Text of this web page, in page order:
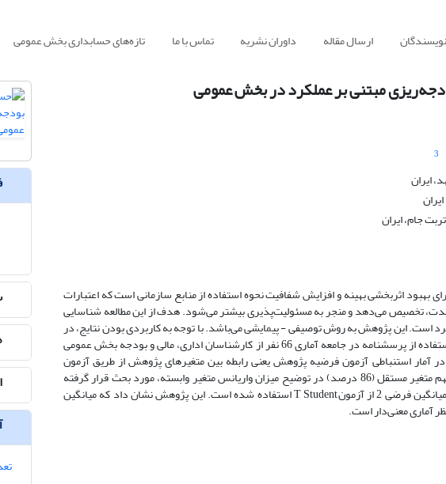
ارسال مقاله داوران نشریه تماس با ما تازه‌های حسابداری بخش عمومی
مبتنی بر عملکرد در بخش عمومی
3
ایران
جام، ایران
اثربخشی بهینه و افزایش شفافیت نحوه استفاده از منابع سازمانی است که اعتبارات
تخصیص می‌دهد و منجر به مسئولیت‌پذیری بیشتر می‌شود. هدف از این مطالعه شناسایی
است. این پژوهش به روش توصیفی - پیمایشی می‌باشد. با توجه به کاربردی بودن نتایج، در
گروه پژوهشی کاربردی است. این پژوهش در سال 1400 با استفاده از پرسشنامه در جامعه آماری 66 نفر از کارشناسان اداری، مالی و بودجه بخش عمومی
استنباطی آزمون فرضیه پژوهش یعنی رابطه بین متغیرهای پژوهش از طریق آزمون
همبستگی پیرسون و رگرسیون چندگانه برای دستیابی به سهم متغیر مستقل (86 درصد) در توضیح میزان واریانس متغیر وابسته، مورد بحث قرار گرفته
است. همچنین تفاوت میانگین متغیرهای مستقل و وابسته با میانگین فرضی 2 از آزمونT Student استفاده شده است. این پژوهش نشان داد که میانگین
آماری معنی‌دار است.